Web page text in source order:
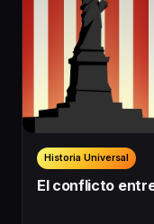
Historia Universal
El conflicto